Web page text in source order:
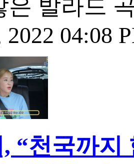
은 발라드
2022 04:08
“천국까